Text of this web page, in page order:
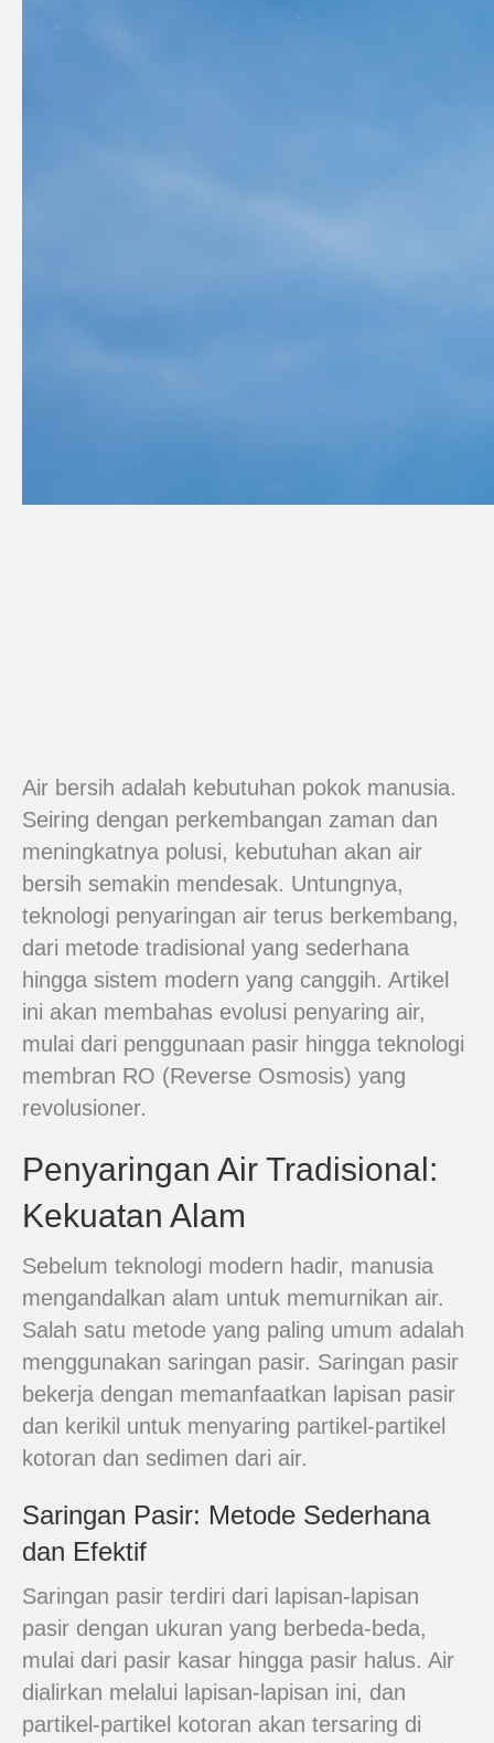
Air bersih adalah kebutuhan pokok manusia.
Seiring dengan perkembangan zaman dan
meningkatnya polusi, kebutuhan akan air
bersih semakin mendesak. Untungnya,
teknologi penyaringan air terus berkembang,
dari metode tradisional yang sederhana
hingga sistem modern yang canggih. Artikel
ini akan membahas evolusi penyaring air,
mulai dari penggunaan pasir hingga teknologi
membran RO (Reverse Osmosis) yang
revolusioner.
Penyaringan Air Tradisional:
Kekuatan Alam
Sebelum teknologi modern hadir, manusia
mengandalkan alam untuk memurnikan air.
Salah satu metode yang paling umum adalah
menggunakan saringan pasir. Saringan pasir
bekerja dengan memanfaatkan lapisan pasir
dan kerikil untuk menyaring partikel-partikel
kotoran dan sedimen dari air.
Saringan Pasir: Metode Sederhana
dan Efektif
Saringan pasir terdiri dari lapisan-lapisan
pasir dengan ukuran yang berbeda-beda,
mulai dari pasir kasar hingga pasir halus. Air
dialirkan melalui lapisan-lapisan ini, dan
partikel-partikel kotoran akan tersaring di